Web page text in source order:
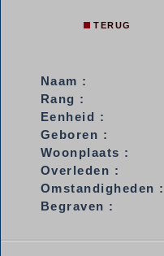
TERUG
Naam :
Rang :
Eenheid :
Geboren :
Woonplaats :
Overleden :
Omstandigheden :
Begraven :